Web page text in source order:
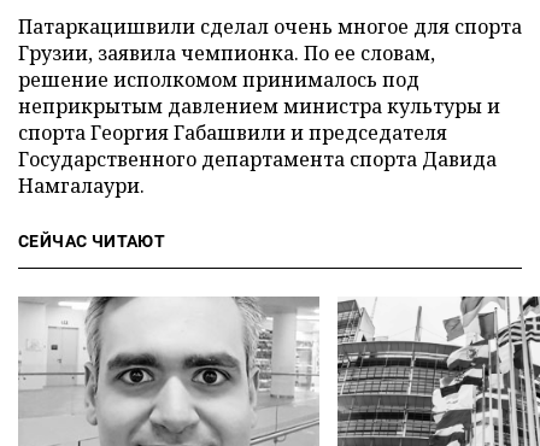
Патаркацишвили сделал очень многое для спорта
Грузии, заявила чемпионка. По ее словам,
решение исполкомом принималось под
неприкрытым давлением министра культуры и
спорта Георгия Габашвили и председателя
Государственного департамента спорта Давида
Намгалаури.
СЕЙЧАС ЧИТАЮТ